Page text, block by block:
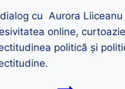
cu Aurora Liiceanu
online,
politică și